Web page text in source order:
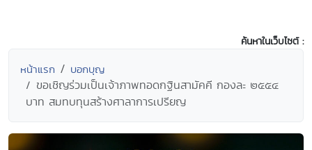
ค้นหาในเว็บไซต์ :
หน้าแรก บอกบุญ
ขอเชิญร่วมเป็นเจ้าภาพทอดกฐินสามัคคี กองละ ๒๕๕๔
บาท สมทบทุนสร้างศาลาการเปรียญ